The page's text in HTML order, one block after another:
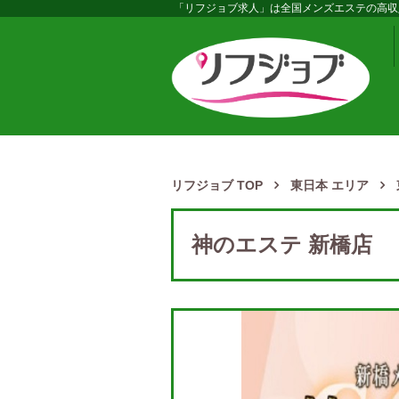
「リフジョブ求人」は全国メンズエステの高
リフジョブ TOP 東日本 エリア
神のエステ 新橋店